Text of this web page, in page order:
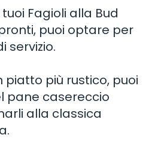
Fagioli alla Bud
puoi optare per
servizio.
piatto più rustico, puoi
pane casereccio
alla classica